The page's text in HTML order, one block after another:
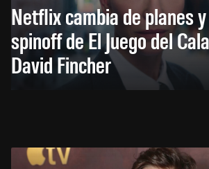
Netflix cambia de planes
spinoff de El Juego del
David Fincher